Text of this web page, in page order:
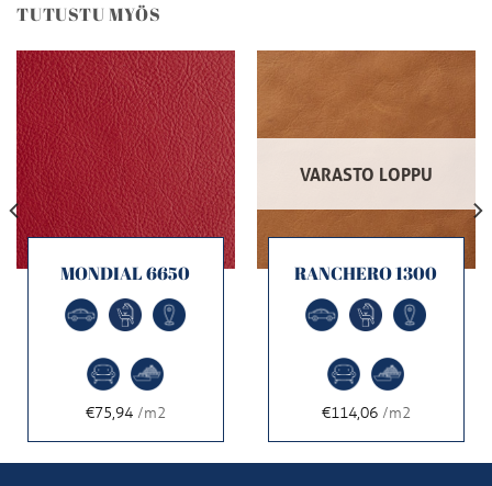
TUTUSTU MYÖS
MONDIAL 6650
€75,94/m2
VARASTO LOPPU
RANCHERO 1300
€114,06/m2